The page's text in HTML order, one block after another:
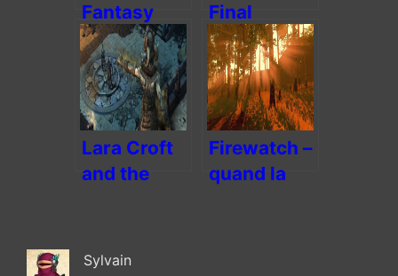
Fantasy
XIII-2, la
réconciliation
de Square
Enix ?
Final
Fantasy III
Lara Croft
and the
Firewatch –
quand la
Sylvain